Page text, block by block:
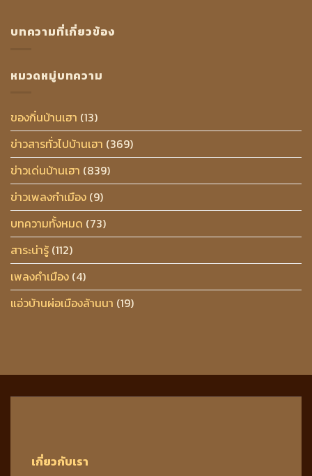
บทความที่เกี่ยวข้อง
หมวดหมู่บทความ
ของกิ๋นบ้านเฮา (13)
ข่าวสารทั่วไปบ้านเฮา (369)
ข่าวเด่นบ้านเฮา (839)
ข่าวเพลงกำเมือง (9)
บทความทั้งหมด (73)
สาระน่ารู้ (112)
เพลงคำเมือง (4)
แอ่วบ้านผ่อเมืองล้านนา (19)
เกี่ยวกับเรา